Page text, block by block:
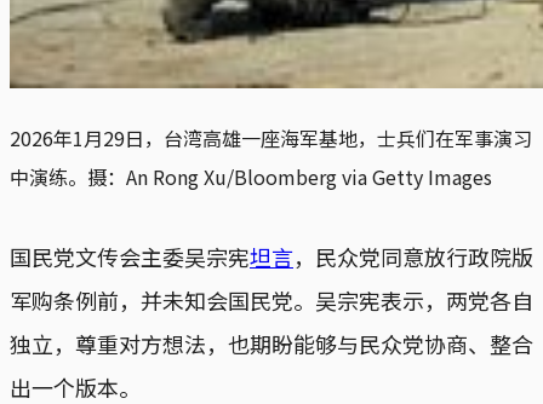
2026年1月29日，台湾高雄一座海军基地，士兵们在军事演习
中演练。摄：An Rong Xu/Bloomberg via Getty Images
国民党文传会主委吴宗宪坦言，民众党同意放行政院版
军购条例前，并未知会国民党。吴宗宪表示，两党各自
独立，尊重对方想法，也期盼能够与民众党协商、整合
出一个版本。